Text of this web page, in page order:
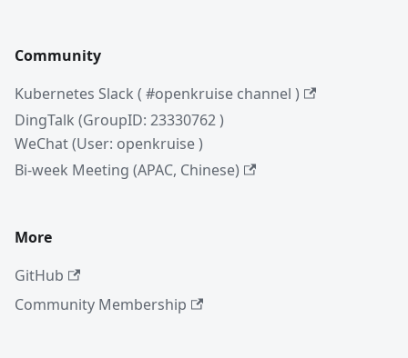
Community
Kubernetes Slack ( #openkruise channel )
DingTalk (GroupID: 23330762 )
WeChat (User: openkruise )
Bi-week Meeting (APAC, Chinese)
More
GitHub
Community Membership